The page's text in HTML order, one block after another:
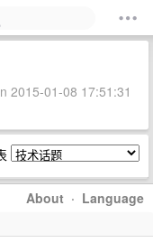
2015-01-08 17:51:31
About · Language